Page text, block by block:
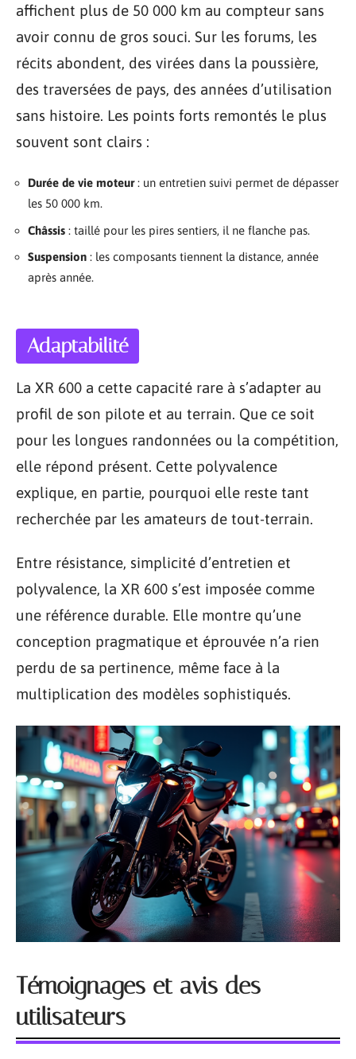
affichent plus de 50 000 km au compteur sans
avoir connu de gros souci. Sur les forums, les
récits abondent, des virées dans la poussière,
des traversées de pays, des années d’utilisation
sans histoire. Les points forts remontés le plus
souvent sont clairs :
Durée de vie moteur: un entretien suivi permet de dépasser
les 50 000 km.
Châssis : taillé pour les pires sentiers, il ne flanche pas.
Suspension : les composants tiennent la distance, année
après année.
Adaptabilité
La XR 600 a cette capacité rare à s’adapter au
profil de son pilote et au terrain. Que ce soit
pour les longues randonnées ou la compétition,
elle répond présent. Cette polyvalence
explique, en partie, pourquoi elle reste tant
recherchée par les amateurs de tout-terrain.
Entre résistance, simplicité d’entretien et
polyvalence, la XR 600 s’est imposée comme
une référence durable. Elle montre qu’une
conception pragmatique et éprouvée n’a rien
perdu de sa pertinence, même face à la
multiplication des modèles sophistiqués.
Témoignages et avis des
utilisateurs